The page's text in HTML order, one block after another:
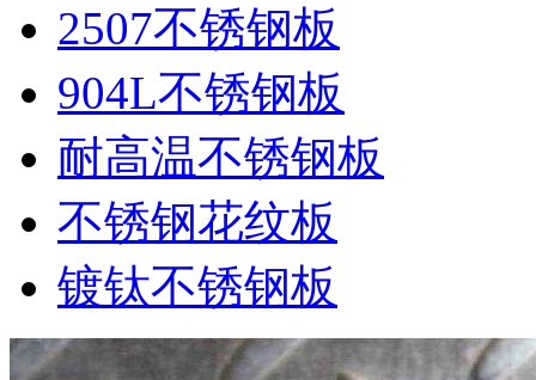
2507不锈钢板
904L不锈钢板
耐高温不锈钢板
不锈钢花纹板
镀钛不锈钢板